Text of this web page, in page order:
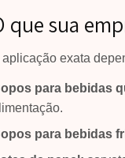
Portfólio
Copos, potes e
Compra de